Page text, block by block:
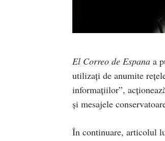
El Correo de Espana a
utilizați de anumite
informațiilor”,
și mesajele
În continuare, articolul